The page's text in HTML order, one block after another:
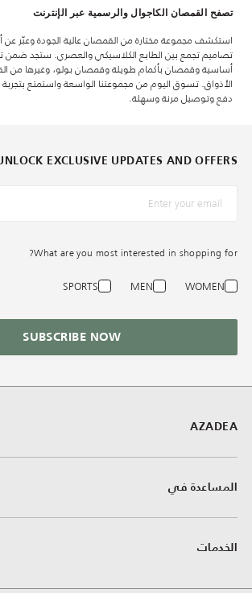
تصفح القمصان الكاجوال والرسمية عبر الإنترنت
استكشف مجموعة مختارة من القمصان عالية الجودة وعبّر
تصاميم تجمع بين الطابع الكلاسيكي والعصري. ستجد ضمن
أساسية وقمصان بأكمام طويلة وقمصان بولو، وغيرها من
الأذواق. تسوق اليوم من مجموعتنا الواسعة واستمتع
دفع وتوصيل مرنة وسهلة.
AZADEA
المساعدة في
الخدمات
EXCLUSIVE UPDATES AND OFFERS!
What are you most interested in shopping for?
WOMEN
MEN
SPORTS
SUBSCRIBE NOW